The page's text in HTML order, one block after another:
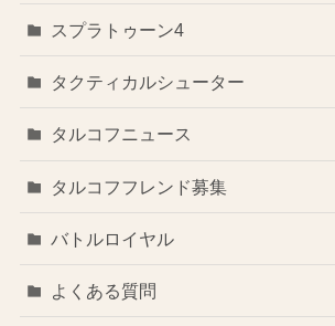
スプラトゥーン4
タクティカルシューター
タルコフニュース
タルコフフレンド募集
バトルロイヤル
よくある質問